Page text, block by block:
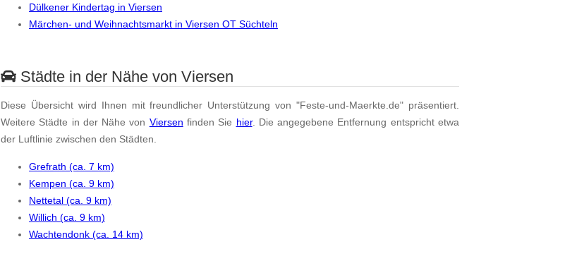
Dülkener Kindertag in Viersen
Märchen- und Weihnachtsmarkt in Viersen OT Süchteln
Städte in der Nähe von Viersen
Diese Übersicht wird Ihnen mit freundlicher Unterstützung von "Feste-und-Maerkte.de" präsentiert.
Weitere Städte in der Nähe von Viersen finden Sie hier. Die angegebene Entfernung entspricht etwa
der Luftlinie zwischen den Städten.
Grefrath (ca. 7 km)
Kempen (ca. 9 km)
Nettetal (ca. 9 km)
Willich (ca. 9 km)
Wachtendonk (ca. 14 km)